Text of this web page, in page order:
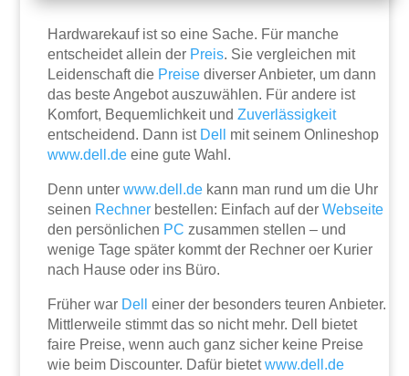
Hardwarekauf ist so eine Sache. Für manche
entscheidet allein der Preis. Sie vergleichen mit
Leidenschaft die Preise diverser Anbieter, um dann
das beste Angebot auszuwählen. Für andere ist
Komfort, Bequemlichkeit undZuverlässigkeit
entscheidend. Dann ist Dell
mit seinem Onlineshop
www.dell.de eine gute Wahl.
Denn unterwww.dell.de kann man rund um die Uhr
seinen Rechner bestellen: Einfach auf derWebseite
den persönlichen PC zusammen stellen – und
wenige Tage später kommt der Rechner oer Kurier
nach Hause oder ins Büro.
Früher war Dell
einer der besonders teuren Anbieter.
Mittlerweile stimmt das so nicht mehr. Dell bietet
faire Preise, wenn auch ganz sicher keine Preise
wie beim Discounter. Dafür bietetwww.dell.de